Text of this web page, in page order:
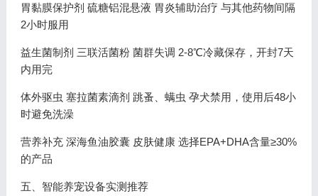
胃黏膜保护剂 硫糖铝混悬液 胃炎辅助治疗 与其他药物间隔
2小时服用
益生菌制剂 三联活菌粉 菌群失调 2-8℃冷藏保存，开封7天
内用完
体外驱虫 塞拉菌素滴剂 跳蚤、螨虫 孕犬禁用，使用后48小
时避免洗澡
营养补充 深海鱼油胶囊 皮肤健康 选择EPA+DHA含量≥30%
的产品
五、智能养宠设备实测推荐